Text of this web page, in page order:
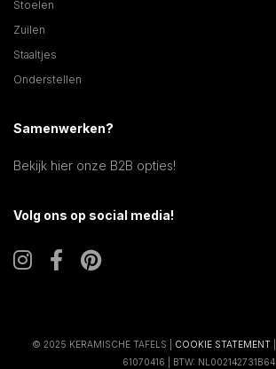
Stoelen
Zuilen
Staaltjes
Onderstellen
Samenwerken?
Bekijk hier onze B2B opties!
Volg ons op social media!
© 2025 KERAMISCHE TAFELS | COOKIE STATEMENT
61070416 | BTW: NL002142731B64